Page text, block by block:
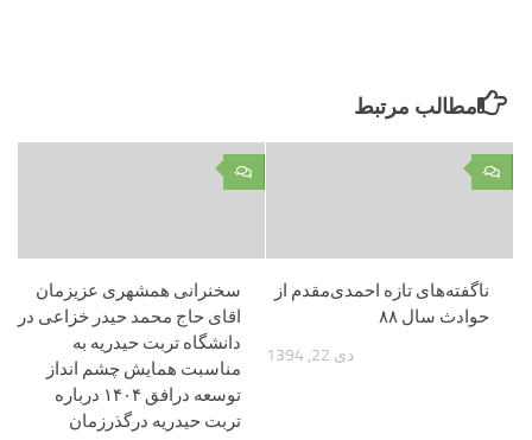
مطالب مرتبط
۰
سخنرانی همشهری عزیزمان
اقای حاج محمد حیدر خزاعی در
دانشگاه تربت حیدریه به
مناسبت همایش چشم انداز
توسعه درافق ۱۴۰۴ درباره
تربت حیدریه درگذرزمان
۰
ناگفته‌های تازه احمدی‌مقدم از
حوادث سال ۸۸
دی 22, 1394